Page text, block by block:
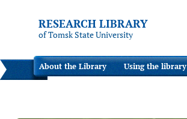
RESEARCH LIBRARY
of Tomsk State University
About the Library Using the library